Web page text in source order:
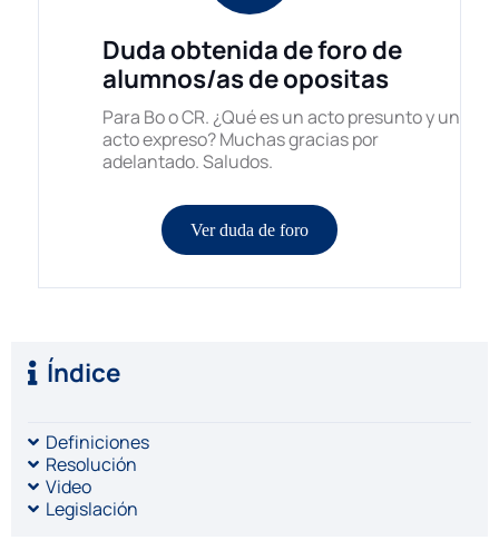
Duda obtenida de foro de
alumnos/as de opositas
Para Bo o CR. ¿Qué es un acto presunto y un
acto expreso? Muchas gracias por
adelantado. Saludos.
Ver duda de foro
Índice
Definiciones
Resolución
Video
Legislación